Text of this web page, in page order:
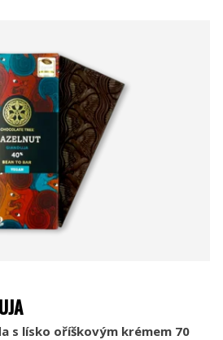
s lísko oříškovým krémem 70